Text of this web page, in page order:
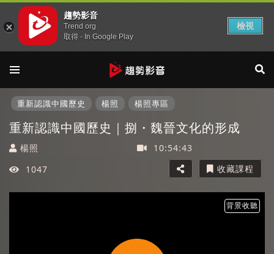
重新認識中國歷史 楊照 楊照專區
重新認識中國歷史｜捌・魏晉文化的形成
楊照
10:54:43
1047
收藏課程
背景收聽
趨勢影音
Trend org
取得 - In Google Play
檢視